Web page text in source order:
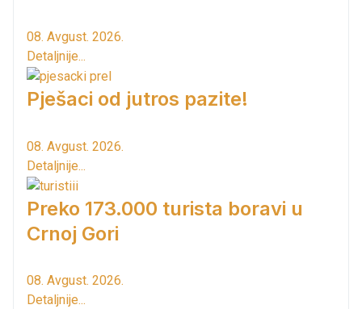
08. Avgust. 2026.
Detaljnije...
Pješaci od jutros pazite!
08. Avgust. 2026.
Detaljnije...
Preko 173.000 turista boravi u
Crnoj Gori
08. Avgust. 2026.
Detaljnije...